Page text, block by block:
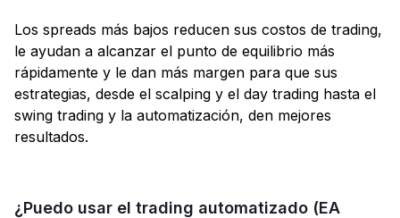
Los spreads más bajos reducen sus costos de trading,
le ayudan a alcanzar el punto de equilibrio más
rápidamente y le dan más margen para que sus
estrategias, desde el scalping y el day trading hasta el
swing trading y la automatización, den mejores
resultados.
¿Puedo usar el trading automatizado (EA